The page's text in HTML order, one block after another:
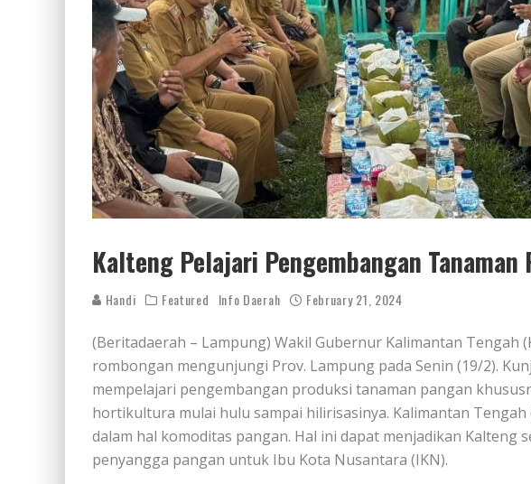
Kalteng Pelajari Pengembangan Tanaman
Handi Featured Info Daerah February 21, 2024
(Beritadaerah – Lampung) Wakil Gubernur Kalimantan Tengah
rombongan mengunjungi Prov. Lampung pada Senin (19/2).
mempelajari pengembangan produksi tanaman pangan
hortikultura mulai hulu sampai hilirisasinya. Kalimantan
dalam hal komoditas pangan. Hal ini dapat menjadikan Kalteng
penyangga pangan untuk Ibu Kota Nusantara (IKN).